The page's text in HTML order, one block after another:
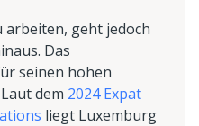
arbeiten, geht jedoch
Das
seinen hohen
dem 2024 Expat
liegt Luxemburg